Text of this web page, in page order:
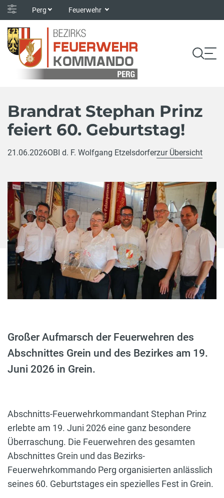
Perg Feuerwehr
Brandrat Stephan Prinz
feiert 60. Geburtstag!
21.06.2026OBI d. F. Wolfgang Etzelsdorferzur Übersicht
Großer Aufmarsch der Feuerwehren des
Abschnittes Grein und des Bezirkes am 19.
Juni 2026 in Grein.
Abschnitts-Feuerwehrkommandant Stephan Prinz
erlebte am 19. Juni 2026 eine ganz besondere
Überraschung. Die Feuerwehren des gesamten
Abschnittes Grein und das Bezirks-
Feuerwehrkommando Perg organisierten anlässlich
seines 60. Geburtstages ein spezielles Fest in Grein.